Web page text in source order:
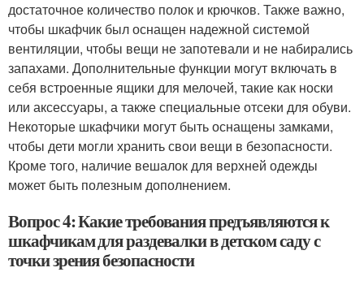
достаточное количество полок и крючков. Также важно,
чтобы шкафчик был оснащен надежной системой
вентиляции, чтобы вещи не запотевали и не набирались
запахами. Дополнительные функции могут включать в
себя встроенные ящики для мелочей, такие как носки
или аксессуары, а также специальные отсеки для обуви.
Некоторые шкафчики могут быть оснащены замками,
чтобы дети могли хранить свои вещи в безопасности.
Кроме того, наличие вешалок для верхней одежды
может быть полезным дополнением.
Вопрос 4: Какие требования предъявляются к
шкафчикам для раздевалки в детском саду с
точки зрения безопасности